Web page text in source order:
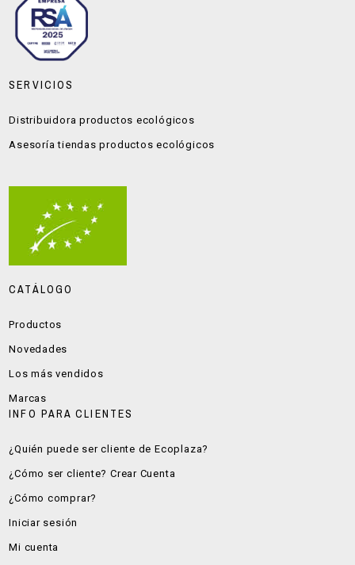
SERVICIOS
Distribuidora productos ecológicos
Asesoría tiendas productos ecológicos
CATÁLOGO
Productos
Novedades
Los más vendidos
Marcas
INFO PARA CLIENTES
¿Quién puede ser cliente de Ecoplaza?
¿Cómo ser cliente? Crear Cuenta
¿Cómo comprar?
Iniciar sesión
Mi cuenta